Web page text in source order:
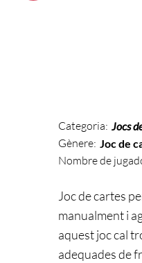
Categoria: Jocs
Gènere: Joc de
Nombre de
Joc de cartes
manualment i
aquest joc cal
adequades de